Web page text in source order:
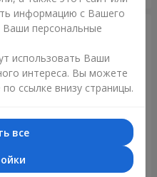
Композиция "Летнее
информацию с Вашего
Ваши персональные
использовать Ваши
интереса. Вы можете
ссылке внизу страницы.
все